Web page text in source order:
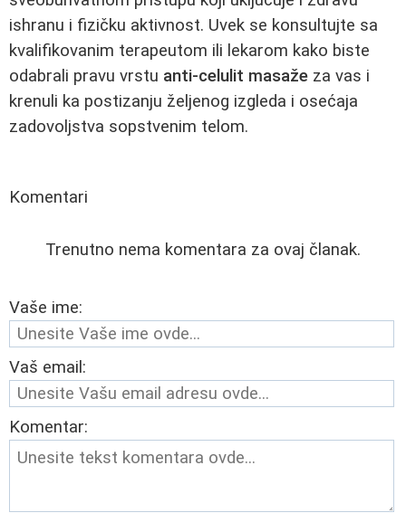
ishranu i fizičku aktivnost. Uvek se konsultujte sa
kvalifikovanim terapeutom ili lekarom kako biste
odabrali pravu vrstu anti-celulit masaže za vas i
krenuli ka postizanju željenog izgleda i osećaja
zadovoljstva sopstvenim telom.
Komentari
Trenutno nema komentara za ovaj članak.
Vaše ime:
Vaš email:
Komentar: